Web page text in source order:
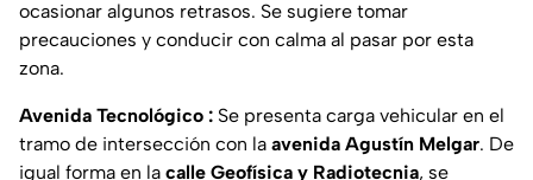
ocasionar algunos retrasos. Se sugiere tomar
precauciones y conducir con calma al pasar por esta
zona.
Avenida Tecnológico : Se presenta carga vehicular en el
tramo de intersección con la avenida Agustín Melgar. De
igual forma en la calle Geofísica y Radiotecnia, se